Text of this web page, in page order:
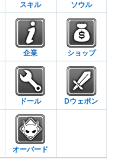
スキル ソウル
企業 ショップ
ドール Dウェポン
オーバード